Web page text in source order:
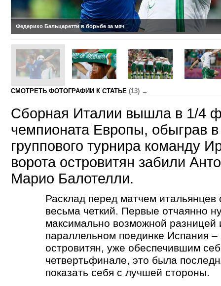
Федерико Бальцаретти в борьбе за мяч
CМОТРЕТЬ ФОТОГРАФИИ К СТАТЬЕ (13) →
Сборная Италии вышла в 1/4
чемпионата Европы, обыграв в
группового турнира команду
ворота островитян забили
Марио Балотелли.
Расклад перед матчем
весьма четкий. Первые отчаянно
максимально возможной разницей
параллельном поединке Испания
островитян, уже обеспечившим
четвертьфинале, это была
показать себя с лучшей стороны.